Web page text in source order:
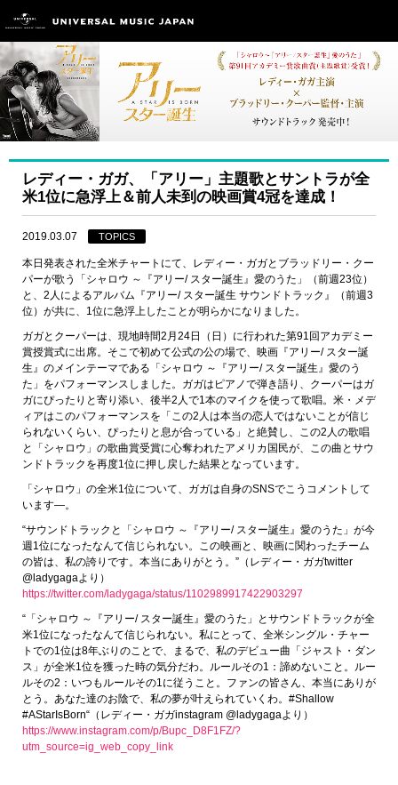
レディー・ガガ、「アリー」主題歌とサントラが全
米1位に急浮上＆前人未到の映画賞4冠を達成！
2019.03.07 TOPICS
本日発表された全米チャートにて、レディー・ガガとブラッドリー・クー
パーが歌う「シャロウ ～『アリー/ スター誕生』愛のうた」（前週23位）
と、2人によるアルバム『アリー/ スター誕生 サウンドトラック』（前週3
位）が共に、1位に急浮上したことが明らかになりました。
ガガとクーパーは、現地時間2月24日（日）に行われた第91回アカデミー
賞授賞式に出席。そこで初めて公式の公の場で、映画『アリー/ スター誕
生』のメインテーマである「シャロウ ～『アリー/ スター誕生』愛のう
た」をパフォーマンスしました。ガガはピアノで弾き語り、クーパーはガ
ガにぴったりと寄り添い、後半2人で1本のマイクを使って歌唱。米・メデ
ィアはこのパフォーマンスを「この2人は本当の恋人ではないことが信じ
られないくらい、ぴったりと息が合っている」と絶賛し、この2人の歌唱
と「シャロウ」の歌曲賞受賞に心奪われたアメリカ国民が、この曲とサウ
ンドトラックを再度1位に押し戻した結果となっています。
「シャロウ」の全米1位について、ガガは自身のSNSでこうコメントして
います―。
“サウンドトラックと「シャロウ ～『アリー/ スター誕生』愛のうた」が今
週1位になったなんて信じられない。この映画と、映画に関わったチーム
の皆は、私の誇りです。本当にありがとう。”（レディー・ガガtwitter
@ladygagaより）
https://twitter.com/ladygaga/status/1102989917422903297
“「シャロウ ～『アリー/ スター誕生』愛のうた」とサウンドトラックが全
米1位になったなんて信じられない。私にとって、全米シングル・チャー
トでの1位は8年ぶりのことで、まるで、私のデビュー曲「ジャスト・ダン
ス」が全米1位を獲った時の気分だわ。ルールその1：諦めないこと。ルー
ルその2：いつもルールその1に従うこと。ファンの皆さん、本当にありが
とう。あなた達のお陰で、私の夢が叶えられていくわ。#Shallow
#AStarIsBorn“（レディー・ガガinstagram @ladygagaより）
https://www.instagram.com/p/Bupc_D8F1FZ/?
utm_source=ig_web_copy_link